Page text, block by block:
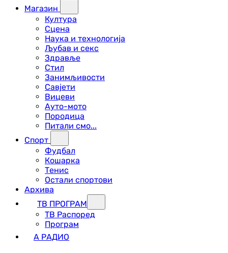
Магазин
Култура
Сцена
Наука и технологија
Љубав и секс
Здравље
Стил
Занимљивости
Савјети
Вицеви
Ауто-мото
Породица
Питали смо...
Спорт
Фудбал
Кошарка
Тенис
Остали спортови
Архива
ТВ ПРОГРАМ
ТВ Распоред
Програм
А РАДИО